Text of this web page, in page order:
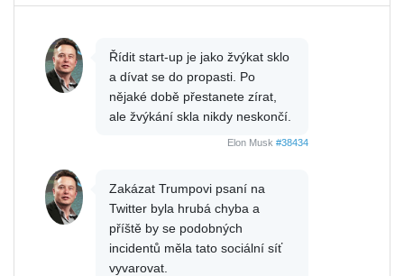
Řídit start-up je jako žvýkat sklo
a dívat se do propasti. Po
nějaké době přestanete zírat,
ale žvýkání skla nikdy neskončí.
Elon Musk #38434
Zakázat Trumpovi psaní na
Twitter byla hrubá chyba a
příště by se podobných
incidentů měla tato sociální síť
vyvarovat.